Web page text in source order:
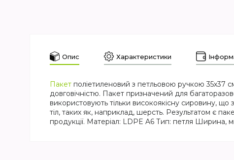
Опис Характеристики
Пакет поліетиленовий з петльовою ручкою 35х37
довговічністю. Пакет призначений для
використовують тільки високоякісну сировину,
тіл, таких як, наприклад, шерсть. Результатом є
продукції. Матеріал: LDPE A6 Тип: петля Ширина,